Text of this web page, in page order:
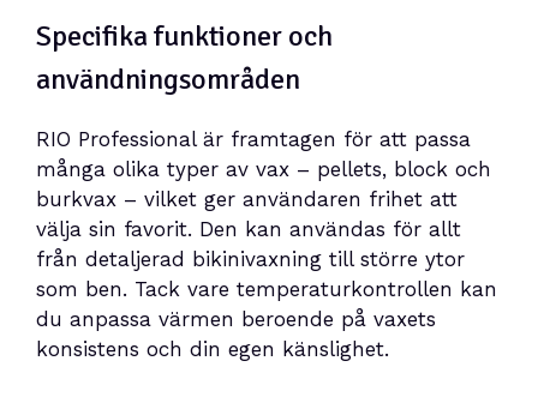
Specifika funktioner och
användningsområden
RIO Professional är framtagen för att passa
många olika typer av vax – pellets, block och
burkvax – vilket ger användaren frihet att
välja sin favorit. Den kan användas för allt
från detaljerad bikinivaxning till större ytor
som ben. Tack vare temperaturkontrollen kan
du anpassa värmen beroende på vaxets
konsistens och din egen känslighet.